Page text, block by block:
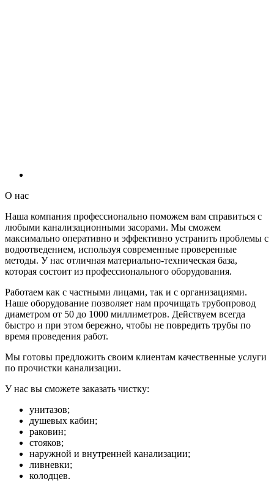
О нас
Наша компания профессионально поможем вам справиться с
любыми канализационными засорами. Мы сможем
максимально оперативно и эффективно устранить проблемы с
водоотведением, используя современные проверенные
методы. У нас отличная материально-техническая база,
которая состоит из профессионального оборудования.
Работаем как с частными лицами, так и с организациями.
Наше оборудование позволяет нам прочищать трубопровод
диаметром от 50 до 1000 миллиметров. Действуем всегда
быстро и при этом бережно, чтобы не повредить трубы по
время проведения работ.
Мы готовы предложить своим клиентам качественные услуги
по прочистки канализации.
У нас вы сможете заказать чистку:
унитазов;
душевых кабин;
раковин;
стояков;
наружной и внутренней канализации;
ливневки;
колодцев.